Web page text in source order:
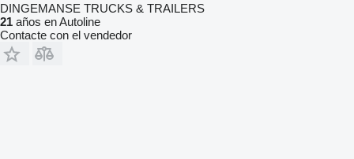
DINGEMANSE TRUCKS & TRAILERS
21 años en Autoline
Contacte con el vendedor